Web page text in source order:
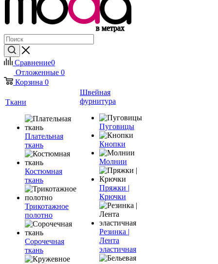
Сравнение0
Отложенные 0
Корзина 0
Ткани
Плательная
ткань
Костюмная
ткань
Трикотажное
полотно
Сорочечная
ткань
Швейная
фурнитура
Пуговицы
Кнопки
Молнии
Пряжки |
Крючки
Резинка |
Лента
эластичная